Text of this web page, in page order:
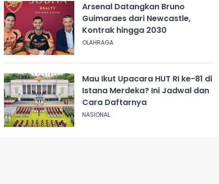
Arsenal Datangkan Bruno
Guimaraes dari Newcastle,
Kontrak hingga 2030
OLAHRAGA
Mau Ikut Upacara HUT RI ke-81 di
Istana Merdeka? Ini Jadwal dan
Cara Daftarnya
NASIONAL